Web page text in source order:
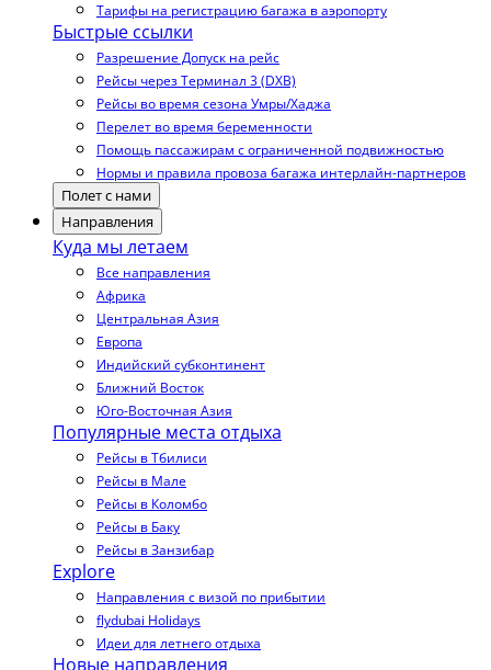
Тарифы на регистрацию багажа в аэропорту
Быстрые ссылки
Разрешение Допуск на рейс
Рейсы через Терминал 3 (DXB)
Рейсы во время сезона Умры/Хаджа
Перелет во время беременности
Помощь пассажирам с ограниченной подвижностью
Нормы и правила провоза багажа интерлайн-партнеров
Полет с нами
Направления
Куда мы летаем
Все направления
Африка
Центральная Азия
Европа
Индийский субконтинент
Ближний Восток
Юго-Восточная Азия
Популярные места отдыха
Рейсы в Тбилиси
Рейсы в Мале
Рейсы в Коломбо
Рейсы в Баку
Рейсы в Занзибар
Explore
Направления с визой по прибытии
flydubai Holidays
Идеи для летнего отдыха
Новые направления